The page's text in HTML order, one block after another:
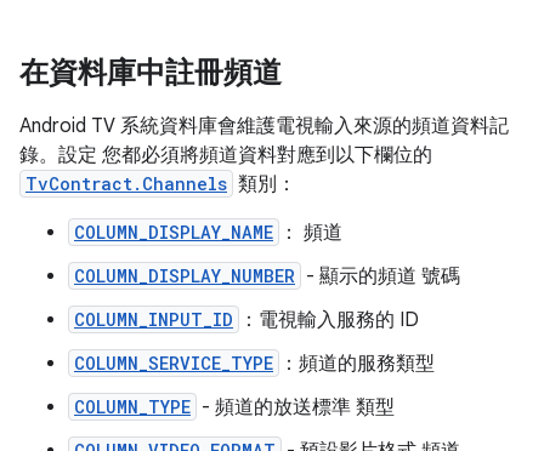
在資料庫中註冊頻道
Android TV 系統資料庫會維護電視輸入來源的頻道資料記
錄。設定 您都必須將頻道資料對應到以下欄位的
TvContract.Channels 類別：
COLUMN_DISPLAY_NAME ： 頻道
COLUMN_DISPLAY_NUMBER - 顯示的頻道 號碼
COLUMN_INPUT_ID ：電視輸入服務的 ID
COLUMN_SERVICE_TYPE ：頻道的服務類型
COLUMN_TYPE - 頻道的放送標準 類型